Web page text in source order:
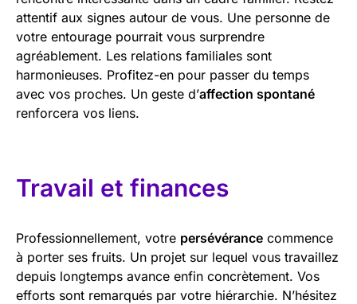
attentif aux signes autour de vous. Une personne de
votre entourage pourrait vous surprendre
agréablement. Les relations familiales sont
harmonieuses. Profitez-en pour passer du temps
avec vos proches. Un geste d’affection spontané
renforcera vos liens.
Travail et finances
Professionnellement, votre persévérance commence
à porter ses fruits. Un projet sur lequel vous travaillez
depuis longtemps avance enfin concrètement. Vos
efforts sont remarqués par votre hiérarchie. N’hésitez